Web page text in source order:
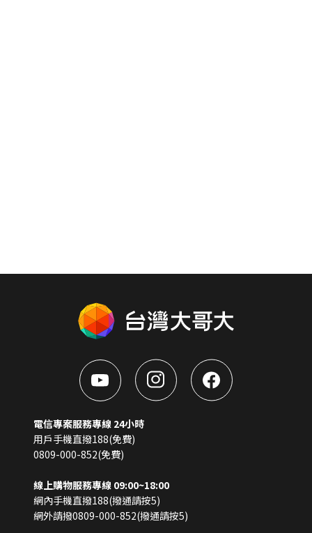
電信專案服務專線 24小時
用戶手機直撥188(免費)
0809-000-852(免費)
線上購物服務專線 09:00~18:00
網內手機直撥188(撥通請按5)
網外請撥0809-000-852(撥通請按5)